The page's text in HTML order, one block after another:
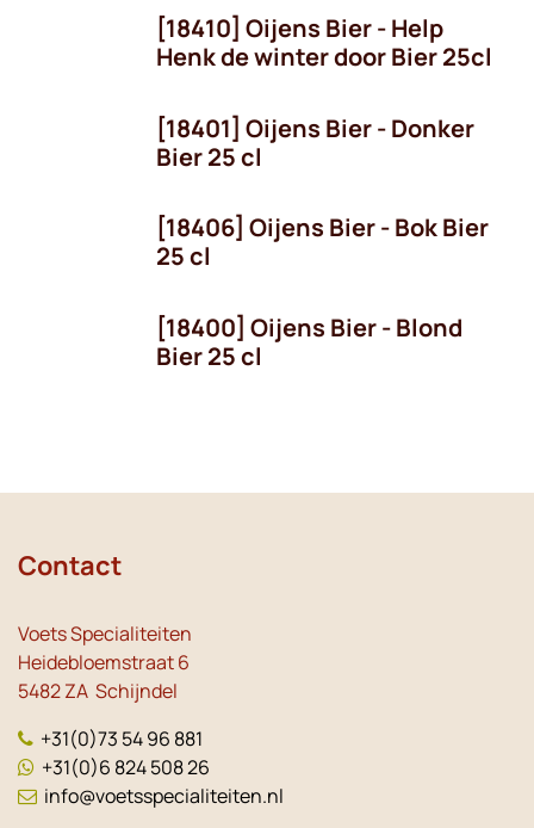
[18410] Oijens Bier - Help
Henk de winter door Bier 25cl
[18401] Oijens Bier - Donker
Bier 25 cl
[18406] Oijens Bier - Bok Bier
25 cl
[18400] Oijens Bier - Blond
Bier 25 cl
Contact
Voets Specialiteiten
Heidebloemstraat 6
5482 ZA Schijndel
+31(0)73 54 96 881
+31(0)6 824 508 26
info@voetsspecialiteiten.nl